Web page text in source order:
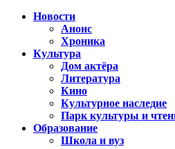
Новости
Анонс
Хроника
Культура
Дом актёра
Литература
Кино
Культурное наследие
Парк культуры и
Образование
Школа и вуз